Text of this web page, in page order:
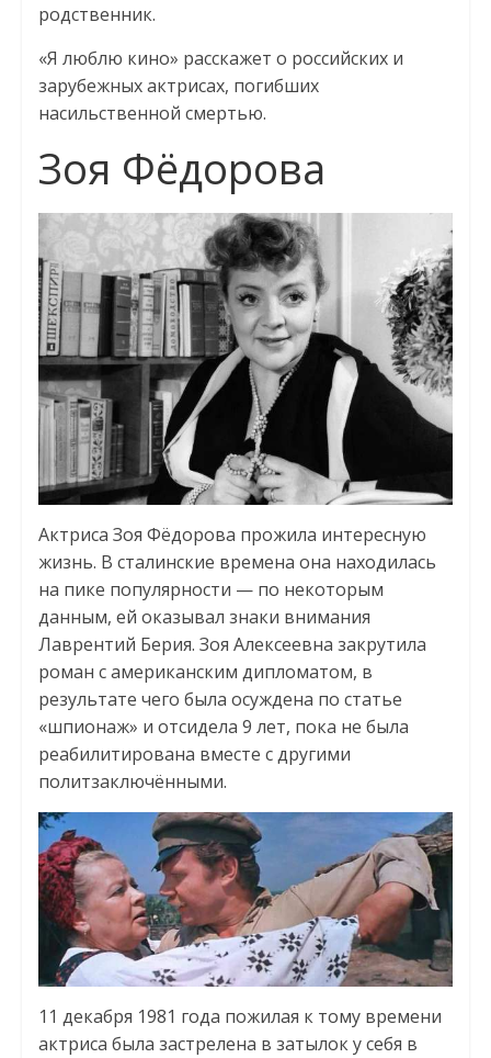
родственник.
«Я люблю кино» расскажет о российских и
зарубежных актрисах, погибших
насильственной смертью.
Зоя Фёдорова
Актриса Зоя Фёдорова прожила интересную
жизнь. В сталинские времена она находилась
на пике популярности — по некоторым
данным, ей оказывал знаки внимания
Лаврентий Берия. Зоя Алексеевна закрутила
роман с американским дипломатом, в
результате чего была осуждена по статье
«шпионаж» и отсидела 9 лет, пока не была
реабилитирована вместе с другими
политзаключёнными.
11 декабря 1981 года пожилая к тому времени
актриса была застрелена в затылок у себя в